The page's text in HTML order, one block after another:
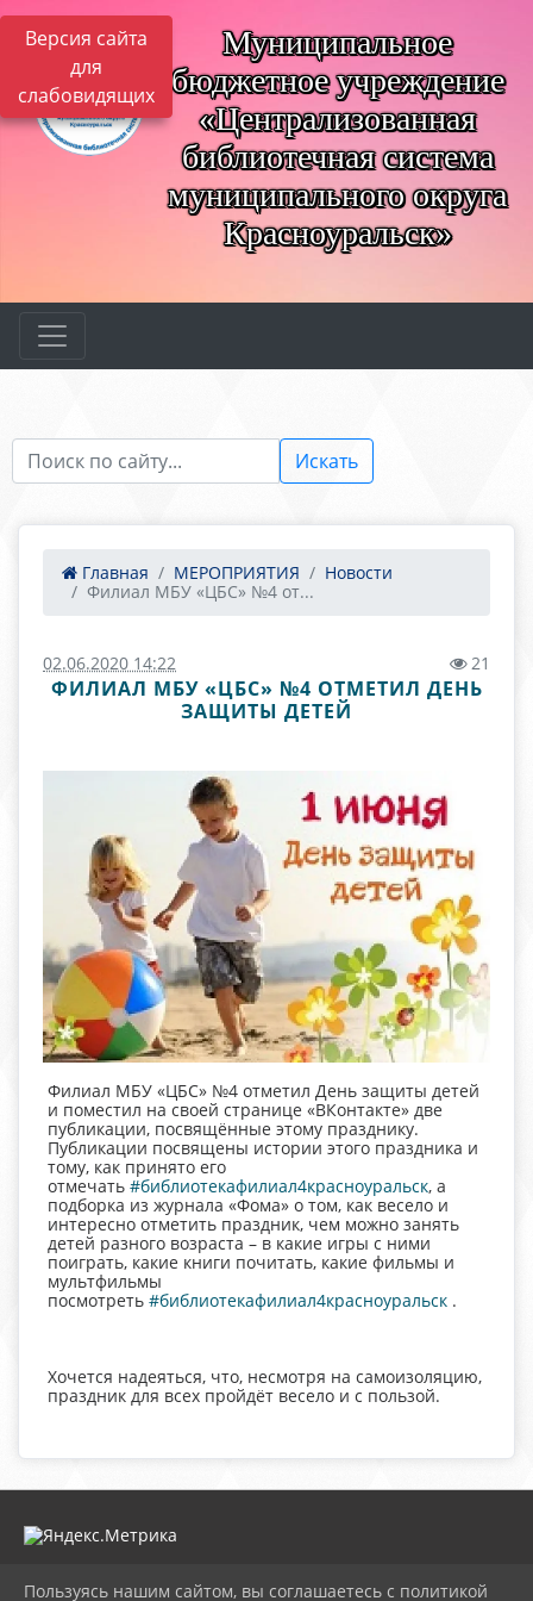
Версия сайта
для
слабовидящих
Муниципальное
бюджетное учреждение
«Централизованная
библиотечная система
муниципального округа
Красноуральск»
Искать
Главная МЕРОПРИЯТИЯ
Новости
Филиал МБУ «ЦБС» №4 от...
02.06.2020 14:22 21
ФИЛИАЛ МБУ «ЦБС» №4 ОТМЕТИЛ ДЕНЬ
ЗАЩИТЫ ДЕТЕЙ
Филиал МБУ «ЦБС» №4 отметил День защиты детей
и поместил на своей странице «ВКонтакте» две
публикации, посвящённые этому празднику.
Публикации посвящены истории этого праздника и
тому, как принято его
отмечать #библиотекафилиал4красноуральск, а
подборка из журнала «Фома» о том, как весело и
интересно отметить праздник, чем можно занять
детей разного возраста – в какие игры с ними
поиграть, какие книги почитать, какие фильмы и
мультфильмы
посмотреть #библиотекафилиал4красноуральск .
Хочется надеяться, что, несмотря на самоизоляцию,
праздник для всех пройдёт весело и с пользой.
Пользуясь нашим сайтом, вы соглашаетесь с политикой